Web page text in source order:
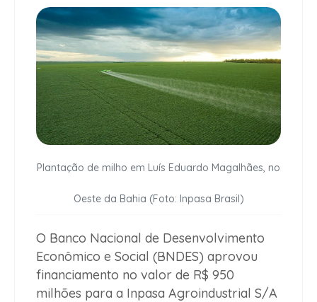
Plantação de milho em Luís Eduardo Magalhães, no
Oeste da Bahia (Foto: Inpasa Brasil)
O Banco Nacional de Desenvolvimento
Econômico e Social (BNDES) aprovou
financiamento no valor de R$ 950
milhões para a Inpasa Agroindustrial S/A